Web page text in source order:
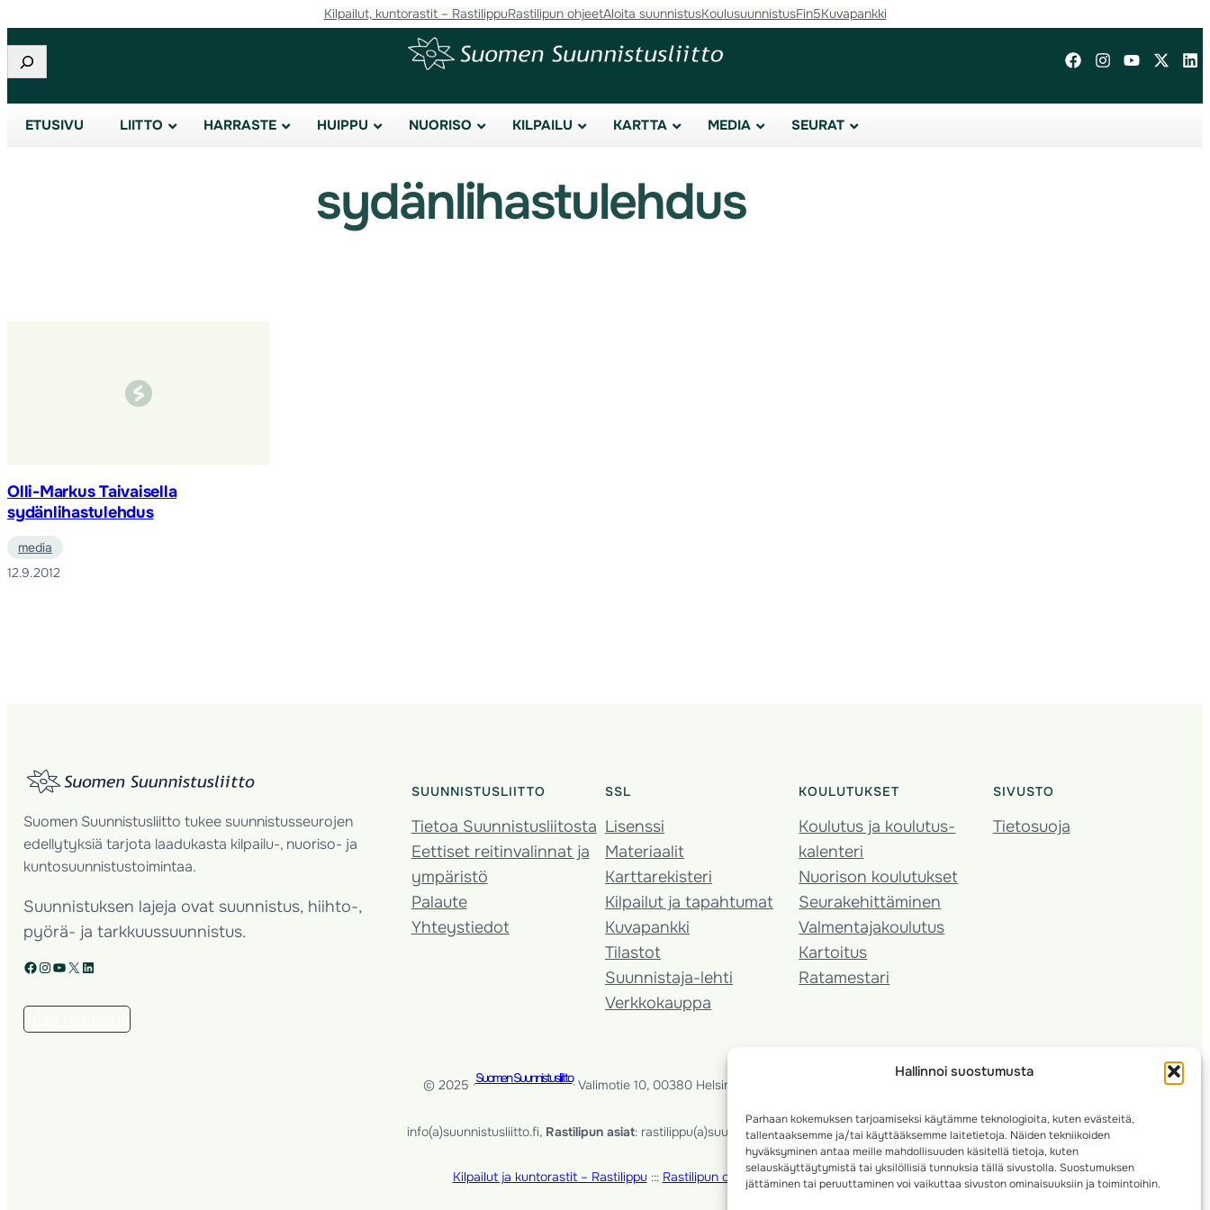
Hallinnoi suostumusta
Parhaan kokemuksen tarjoamiseksi käytämme teknologioita, kuten evästeitä,
tallentaaksemme ja/tai käyttääksemme laitetietoja. Näiden tekniikoiden
hyväksyminen antaa meille mahdollisuuden käsitellä tietoja, kuten
selauskäyttäytymistä tai yksilöllisiä tunnuksia tällä sivustolla. Suostumuksen
jättäminen tai peruuttaminen voi vaikuttaa sivuston ominaisuuksiin ja toimintoihin.
sisältöön
Kilpailut, kuntorastit – RastilippuRastilipun ohjeetAloita suunnistusKoulusuunnistusFin5Kuvapankki
Etsi
ETUSIVU LIITTO HARRASTE HUIPPU NUORISO KILPAILU KARTTA MEDIA SEURAT
sydänlihastulehdus
Olli-Markus Taivaisella
sydänlihastulehdus
media
12.9.2012
Suomen Suunnistusliitto tukee suunnistusseurojen
edellytyksiä tarjota laadukasta kilpailu-, nuoriso- ja
kuntosuunnistustoimintaa.
Suunnistuksen lajeja ovat suunnistus, hiihto-,
pyörä- ja tarkkuussuunnistus.
Facebook Instagram YouTube X LinkedIn
SUUNNISTUSLIITTO
Tietoa Suunnistusliitosta
Eettiset reitinvalinnat ja
ympäristö
Palaute
Yhteystiedot
SSL
Lisenssi
Materiaalit
Karttarekisteri
Kilpailut ja tapahtumat
Kuvapankki
Tilastot
Suunnistaja-lehti
Verkkokauppa
KOULUTUKSET
Koulutus ja koulutus­
kalenteri
Nuorison koulutukset
Seura­kehittäminen
Valmentaja­koulutus
Kartoitus
Ratamestari
SIVUSTO
Tietosuoja
© 2025 ·Suomen Suunnistusliitto· Valimotie 10, 00380 Helsinki, Finland
info(a)suunnistusliitto.fi, Rastilipun asiat: rastilippu(a)suunnistusliitto.fi
Kilpailut ja kuntorastit – Rastilippu::: Rastilipun ohjeet